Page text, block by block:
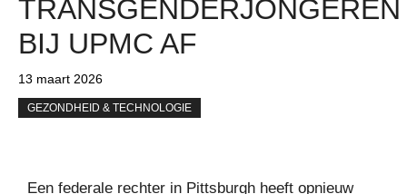
TRANSGENDERJONGEREN
BIJ UPMC AF
13 maart 2026
GEZONDHEID & TECHNOLOGIE
Een federale rechter in Pittsburgh heeft opnieuw